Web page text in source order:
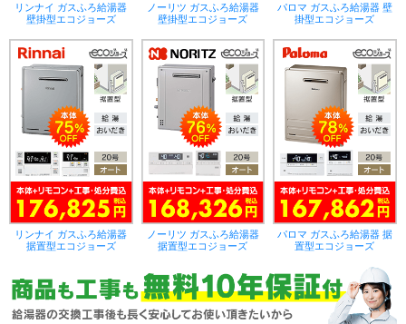
リンナイ ガスふろ給湯器
壁掛型エコジョーズ
ノーリツ ガスふろ給湯器
壁掛型エコジョーズ
パロマ ガスふろ給湯器 壁
掛型エコジョーズ
リンナイ ガスふろ給湯器
据置型エコジョーズ
ノーリツ ガスふろ給湯器
据置型エコジョーズ
パロマ ガスふろ給湯器 据
置型エコジョーズ